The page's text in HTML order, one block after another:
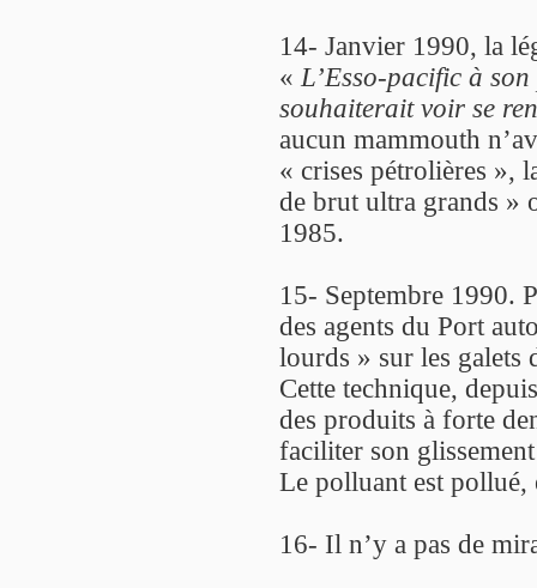
14- Janvier 1990, la
« L’Esso-pacific à
souhaiterait voir se
aucun mammouth
« crises pétrolières »,
de brut ultra grands »
1985.
15- Septembre 1990.
des agents du Port
lourds » sur les galets
Cette technique,
des produits à forte
faciliter son
Le polluant est pollué,
16- Il n’y a pas de